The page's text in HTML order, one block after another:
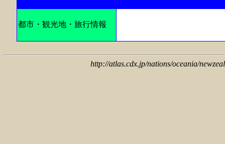
都市・観光地・旅行情報
http://atlas.cdx.jp/nations/oceania/